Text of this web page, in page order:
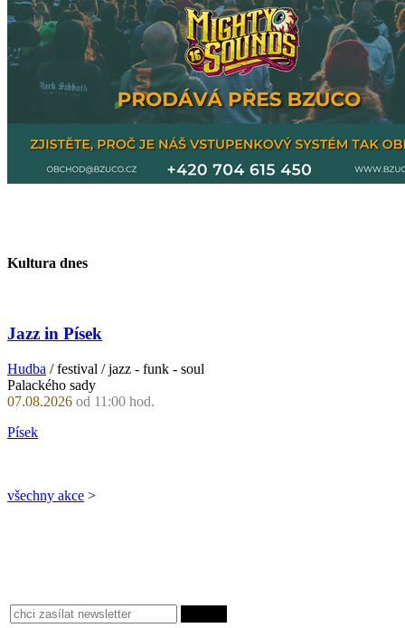
Kultura dnes
Jazz in Písek
Hudba / festival / jazz - funk - soul
Palackého sady
07.08.2026 od 11:00 hod.
Písek
všechny akce >